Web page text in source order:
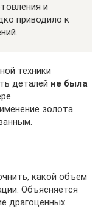
и
приводило к
техники
деталей не была
золота
какой объем
Объясняется
драгоценных